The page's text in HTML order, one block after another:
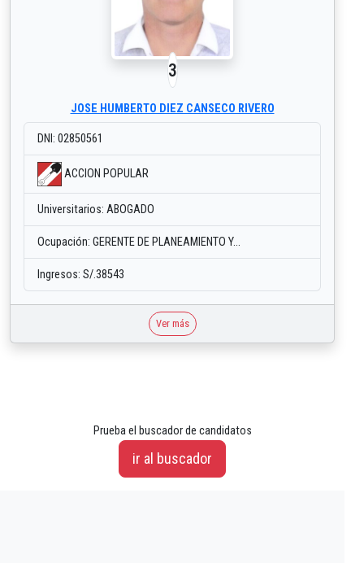
3
JOSE HUMBERTO DIEZ CANSECO RIVERO
DNI: 02850561
ACCION POPULAR
Universitarios: ABOGADO
Ocupación: GERENTE DE PLANEAMIENTO Y...
Ingresos: S/.38543
Ver más
Prueba el buscador de candidatos
ir al buscador